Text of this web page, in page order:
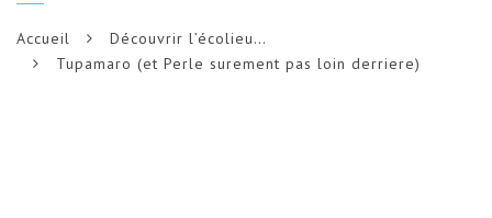
Accueil
Découvrir l’écolieu…
Tupamaro (et Perle surement pas loin derriere)